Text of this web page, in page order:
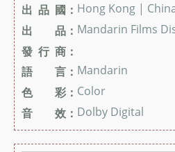
出 品 國： Hong Kong |
出 品： Mandarin Films
發 行 商：
語 言： Mandarin
色 彩： Color
音 效： Dolby Digital